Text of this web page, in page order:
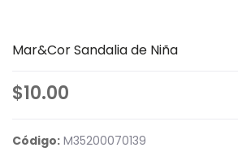
Mar&Cor Sandalia de Niña
$10.00
Código: M35200070139